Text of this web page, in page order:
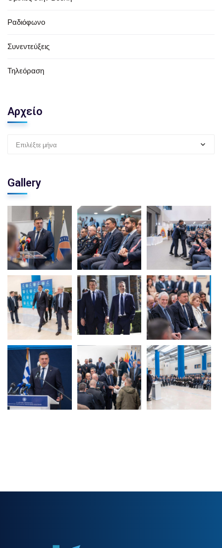
Ραδιόφωνο
Συνεντεύξεις
Τηλεόραση
Αρχείο
Επιλέξτε μήνα
Gallery